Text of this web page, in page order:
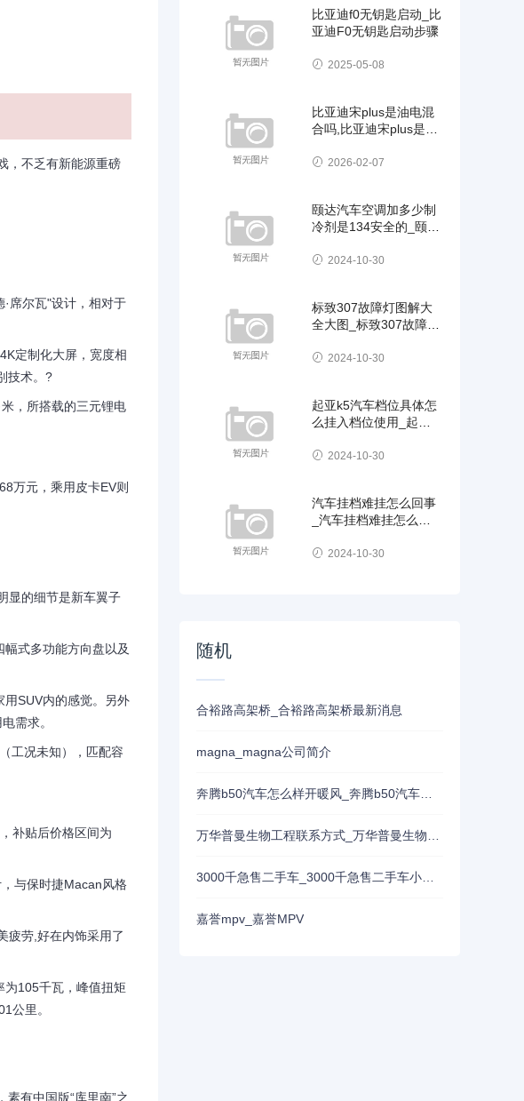
，不乏有新能源重磅
席尔瓦"设计，相对于
定制化大屏，宽度相
技术。?
，所搭载的三元锂电
万元，乘用皮卡EV则
显的细节是新车翼子
式多功能方向盘以及
SUV内的感觉。另外
需求。
工况未知），匹配容
补贴后价格区间为
与保时捷Macan风格
劳,好在内饰采用了
105千瓦，峰值扭矩
公里。
有中国版“库里南”之
比亚迪f0无钥匙启动_比
亚迪F0无钥匙启动步骤
2025-05-08
比亚迪宋plus是油电混
合吗,比亚迪宋plus是电
2026-02-07
颐达汽车空调加多少制
冷剂是134安全的_颐达
2024-10-30
标致307故障灯图解大
全大图_标致307故障灯
2024-10-30
起亚k5汽车档位具体怎
么挂入档位使用_起亚
2024-10-30
汽车挂档难挂怎么回事
_汽车挂档难挂怎么回
2024-10-30
随机
合裕路高架桥_合裕路高架桥最新消息
magna_magna公司简介
嘉誉mpv_嘉誉MPV